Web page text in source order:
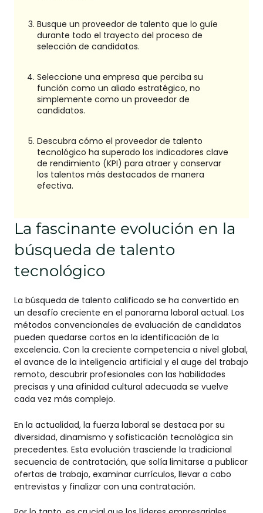
Busque un proveedor de talento que lo guíe
durante todo el trayecto del proceso de
selección de candidatos.
Seleccione una empresa que perciba su
función como un aliado estratégico, no
simplemente como un proveedor de
candidatos.
Descubra cómo el proveedor de talento
tecnológico ha superado los indicadores clave
de rendimiento (KPI) para atraer y conservar
los talentos más destacados de manera
efectiva.
La fascinante evolución en la
búsqueda de talento
tecnológico
La búsqueda de talento calificado se ha convertido en
un desafío creciente en el panorama laboral actual. Los
métodos convencionales de evaluación de candidatos
pueden quedarse cortos en la identificación de la
excelencia. Con la creciente competencia a nivel global,
el avance de la inteligencia artificial y el auge del trabajo
remoto, descubrir profesionales con las habilidades
precisas y una afinidad cultural adecuada se vuelve
cada vez más complejo.
En la actualidad, la fuerza laboral se destaca por su
diversidad, dinamismo y sofisticación tecnológica sin
precedentes. Esta evolución trasciende la tradicional
secuencia de contratación, que solía limitarse a publicar
ofertas de trabajo, examinar currículos, llevar a cabo
entrevistas y finalizar con una contratación.